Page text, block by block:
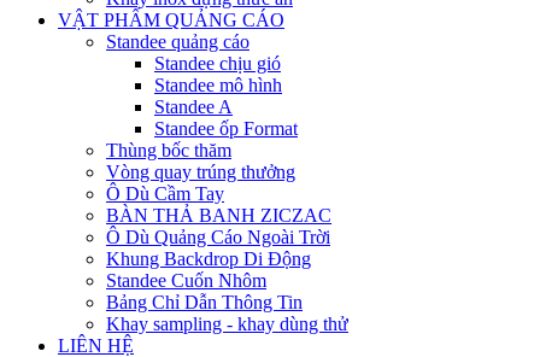
VẬT PHẨM QUẢNG CÁO
Standee quảng cáo
Standee chịu gió
Standee mô hình
Standee A
Standee ốp Format
Thùng bốc thăm
Vòng quay trúng thưởng
Ô Dù Cầm Tay
BÀN THẢ BANH ZICZAC
Ô Dù Quảng Cáo Ngoài Trời
Khung Backdrop Di Động
Standee Cuốn Nhôm
Bảng Chỉ Dẫn Thông Tin
Khay sampling - khay dùng thử
LIÊN HỆ